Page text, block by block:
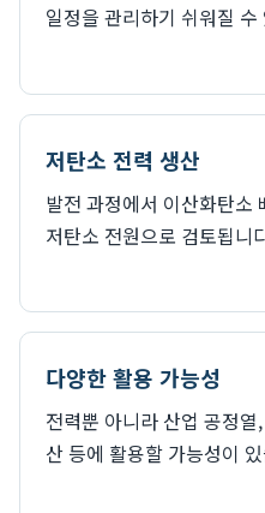
일정을 관리하기 쉬워질 수
저탄소 전력 생산
발전 과정에서 이산화탄소
저탄소 전원으로 검토됩니
다양한 활용 가능성
전력뿐 아니라 산업 공정
산 등에 활용할 가능성이